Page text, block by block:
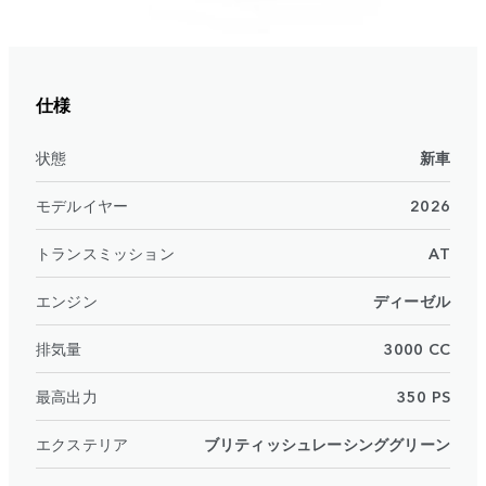
仕様
状態 新車
モデルイヤー 2026
トランスミッション AT
エンジン ディーゼル
排気量 3000 CC
最高出力 350 PS
エクステリア ブリティッシュレーシンググリーン